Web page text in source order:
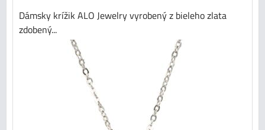
Dámsky krížik ALO Jewelry vyrobený z bieleho zlata
zdobený...